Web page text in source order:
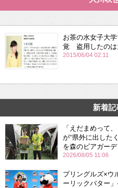
お茶の水女子大
覚 盗用したのは
2015/06/04 02:11
新着記
「えだまめって
が“県外に出した
を森のビアガー
2026/08/05 11:06
プリングルズ×ウ
ーリックバター